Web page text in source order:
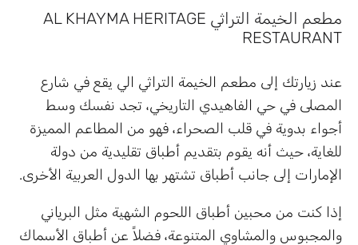
مطعم الخيمة التراثي AL KHAYMA HERITAGE
RESTAURANT
عند زيارتك إلى مطعم الخيمة التراثي الي يقع في شارع
المصلى في حي الفاهيدي التاريخي، تجد نفسك وسط
أجواء بدوية في قلب الصحراء، فهو من المطاعم المميزة
للغاية، حيث أنه يقوم بتقديم أطباق تقليدية من دولة
الإمارات إلى جانب أطباق تشتهر بها الدول العربية الأخرى.
إذا كنت من محبين أطباق اللحوم الشهية مثل البرياني
والمجبوس والمشاوي المتنوعة، فضلاً عن أطباق الأسماك